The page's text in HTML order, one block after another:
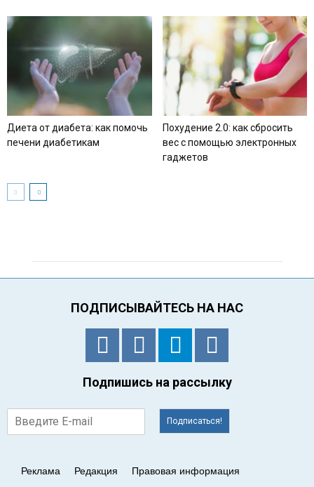
Диета от диабета: как помочь
печени диабетикам
Похудение 2.0: как сбросить
вес с помощью электронных
гаджетов
ПОДПИСЫВАЙТЕСЬ НА НАС
Подпишись на рассылку
Подписаться!
Реклама Редакция Правовая информация